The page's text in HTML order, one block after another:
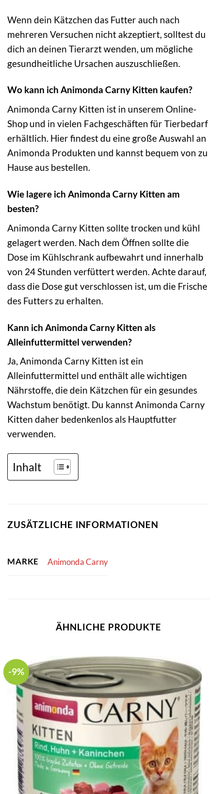
Wenn dein Kätzchen das Futter auch nach
mehreren Versuchen nicht akzeptiert, solltest du
dich an deinen Tierarzt wenden, um mögliche
gesundheitliche Ursachen auszuschließen.
Wo kann ich Animonda Carny Kitten kaufen?
Animonda Carny Kitten ist in unserem Online-
Shop und in vielen Fachgeschäften für Tierbedarf
erhältlich. Hier findest du eine große Auswahl an
Animonda Produkten und kannst bequem von zu
Hause aus bestellen.
Wie lagere ich Animonda Carny Kitten am
besten?
Animonda Carny Kitten sollte trocken und kühl
gelagert werden. Nach dem Öffnen sollte die
Dose im Kühlschrank aufbewahrt und innerhalb
von 24 Stunden verfüttert werden. Achte darauf,
dass die Dose gut verschlossen ist, um die Frische
des Futters zu erhalten.
Kann ich Animonda Carny Kitten als
Alleinfuttermittel verwenden?
Ja, Animonda Carny Kitten ist ein
Alleinfuttermittel und enthält alle wichtigen
Nährstoffe, die dein Kätzchen für ein gesundes
Wachstum benötigt. Du kannst Animonda Carny
Kitten daher bedenkenlos als Hauptfutter
verwenden.
Inhalt
ZUSÄTZLICHE INFORMATIONEN
MARKE Animonda Carny
ÄHNLICHE PRODUKTE
-9%